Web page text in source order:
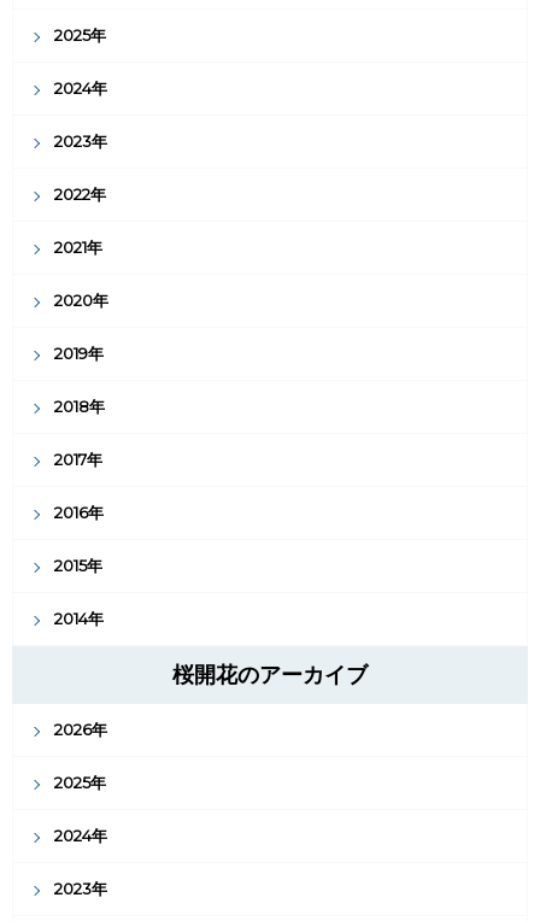
2025年
2024年
2023年
2022年
2021年
2020年
2019年
2018年
2017年
2016年
2015年
2014年
桜開花のアーカイブ
2026年
2025年
2024年
2023年